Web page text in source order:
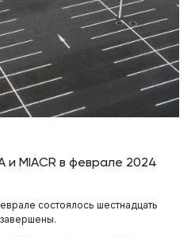
и MIACR в феврале 2024
состоялось шестнадцать